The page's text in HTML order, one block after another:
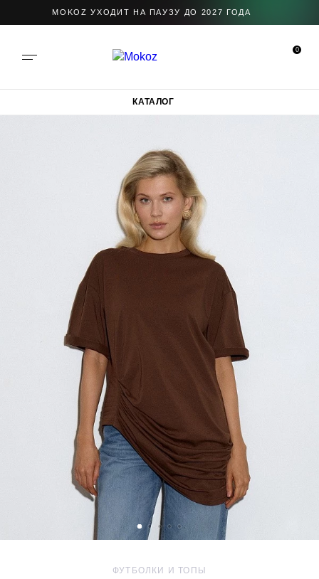
MOKOZ УХОДИТ НА ПАУЗУ ДО 2027 ГОДА
0
ФУТБОЛКИ И ТОПЫ